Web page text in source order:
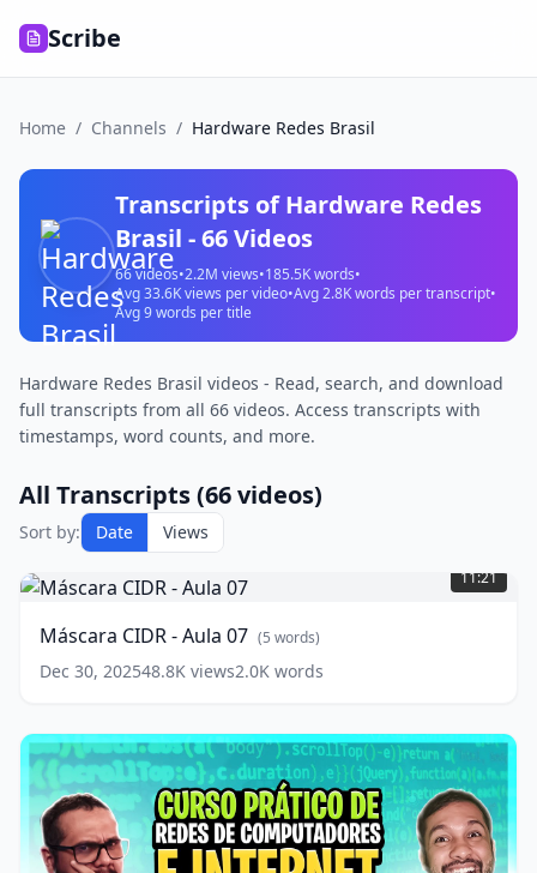
Scribe
Home / Channels / Hardware Redes Brasil
Transcripts ofHardware Redes
Brasil -66Videos
66videos•2.2M views•185.5Kwords•
Avg33.6Kviews per video•Avg2.8Kwords per transcript•
Avg9words per title
Hardware Redes Brasil videos - Read, search, and download
full transcripts from all 66 videos. Access transcripts with
timestamps, word counts, and more.
All Transcripts (66videos)
Sort by: Date Views
Máscara
CIDR
-
07 (5
words)
11:21
Máscara CIDR - Aula 07 (5 words)
Dec 30, 202548.8K views2.0K words